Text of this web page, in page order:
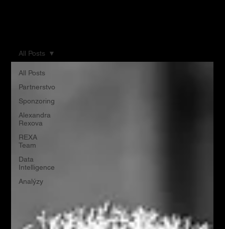
All Posts
Partnerstvo
Sponzoring
Alexandra
Rexova
REXA
Team
Data
Intelligence
Analýzy
All Posts